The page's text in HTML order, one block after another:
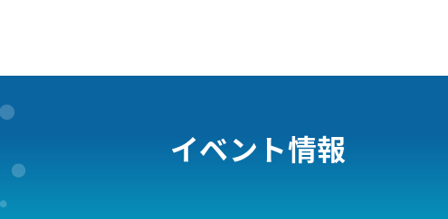
イベント情報